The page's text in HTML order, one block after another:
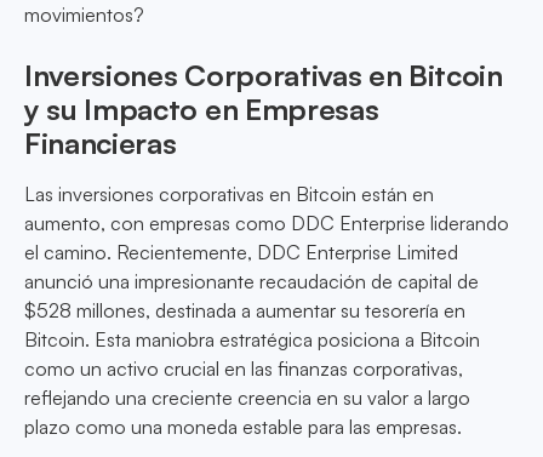
movimientos?
Inversiones Corporativas en Bitcoin
y su Impacto en Empresas
Financieras
Las inversiones corporativas en Bitcoin están en
aumento, con empresas como DDC Enterprise liderando
el camino. Recientemente, DDC Enterprise Limited
anunció una impresionante recaudación de capital de
$528 millones, destinada a aumentar su tesorería en
Bitcoin. Esta maniobra estratégica posiciona a Bitcoin
como un activo crucial en las finanzas corporativas,
reflejando una creciente creencia en su valor a largo
plazo como una moneda estable para las empresas.